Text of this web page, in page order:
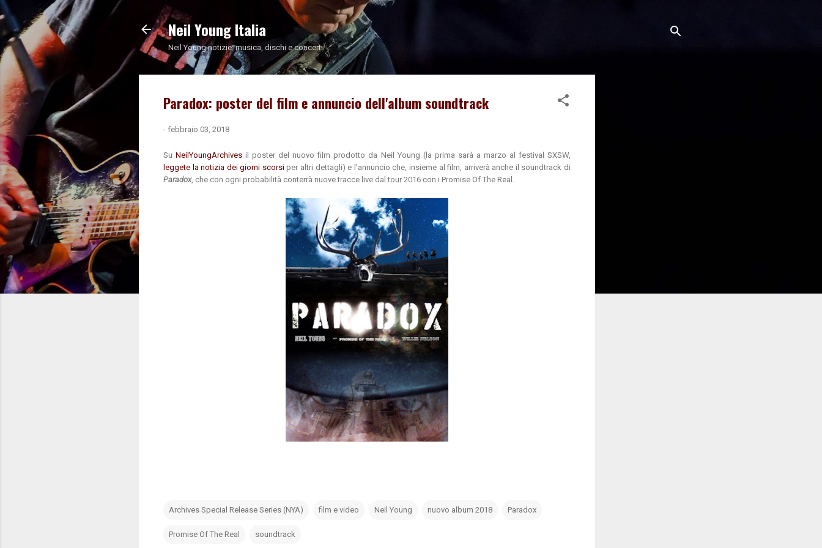
Passa ai contenuti principali
Neil Young Italia
Neil Young notizie: musica, dischi e concerti
Paradox: poster del film e annuncio dell'album soundtrack
- febbraio 03, 2018
SuNeilYoungArchivesil poster del nuovo film prodotto da Neil Young (la prima sarà a marzo al festival SXSW,
leggete la notizia dei giorni scorsiper altri dettagli) e l'annuncio che, insieme al film, arriverà anche il soundtrack di
Paradox, che con ogni probabilità conterrà nuove tracce live dal tour 2016 con i Promise Of The Real.
Archives Special Release Series (NYA) film e video Neil Young nuovo album 2018 Paradox
Promise Of The Real soundtrack